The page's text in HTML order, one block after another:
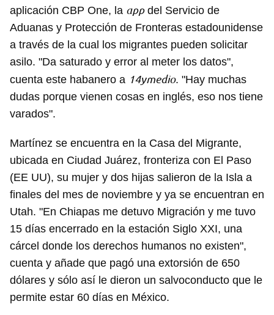
aplicación CBP One, la appdel Servicio de
Aduanas y Protección de Fronteras estadounidense
a través de la cual los migrantes pueden solicitar
asilo. "Da saturado y error al meter los datos",
cuenta este habanero a 14ymedio. "Hay muchas
dudas porque vienen cosas en inglés, eso nos tiene
varados".
Martínez se encuentra en la Casa del Migrante,
ubicada en Ciudad Juárez, fronteriza con El Paso
(EE UU), su mujer y dos hijas salieron de la Isla a
finales del mes de noviembre y ya se encuentran en
Utah. "En Chiapas me detuvo Migración y me tuvo
15 días encerrado en la estación Siglo XXI, una
cárcel donde los derechos humanos no existen",
cuenta y añade que pagó una extorsión de 650
dólares y sólo así le dieron un salvoconducto que le
permite estar 60 días en México.